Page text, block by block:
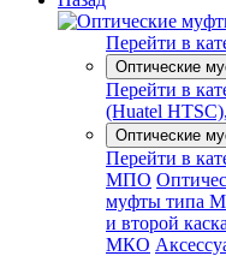
Перейти в
Оптические
Перейти в
(Huatel
Оптические
Перейти в
МПО
муфты типа
и второй
МКО